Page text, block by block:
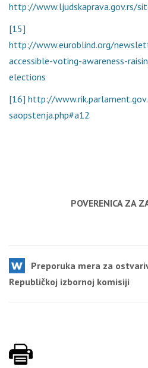
http://www.ljudskaprava.gov.rs/
[15]
http://www.euroblind.org/
accessible-voting-awareness-
elections
[16] http://
saopstenja.php#a12
POVERENICA ZA
Prеpоrukа mеrа zа
Rеpubličkој izbоrnој kоmisiјi